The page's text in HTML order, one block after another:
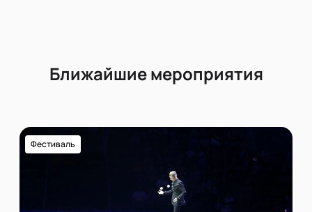
Ближайшие мероприятия
Фестиваль